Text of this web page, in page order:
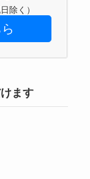
除く）
ます